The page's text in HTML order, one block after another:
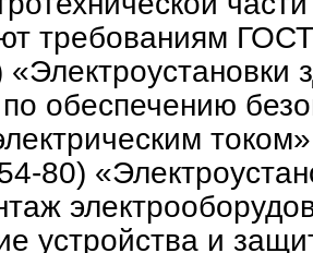
требованиям
обеспечению
80)
устройства и